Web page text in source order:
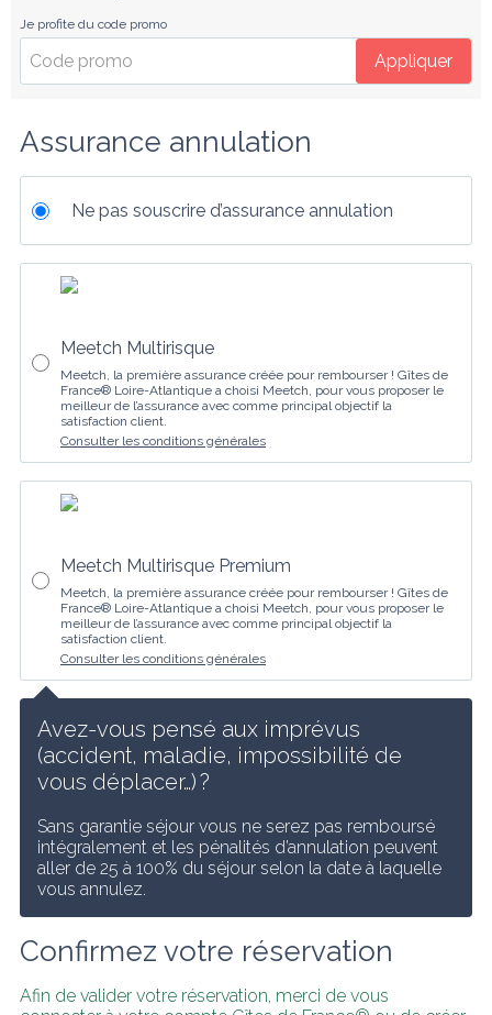
Je profite du code promo
Appliquer
Assurance annulation
Ne pas souscrire d’assurance annulation
Meetch Multirisque
Meetch, la première assurance créée pour rembourser ! Gîtes de
France® Loire-Atlantique a choisi Meetch, pour vous proposer le
meilleur de l’assurance avec comme principal objectif la
satisfaction client.
Consulter les conditions générales
Meetch Multirisque Premium
Meetch, la première assurance créée pour rembourser ! Gîtes de
France® Loire-Atlantique a choisi Meetch, pour vous proposer le
meilleur de l’assurance avec comme principal objectif la
satisfaction client.
Consulter les conditions générales
Avez-vous pensé aux imprévus
(accident, maladie, impossibilité de
vous déplacer…) ?
Sans garantie séjour vous ne serez pas remboursé
intégralement et les pénalités d’annulation peuvent
aller de 25 à 100% du séjour selon la date à laquelle
vous annulez.
Confirmez votre réservation
Afin de valider votre réservation, merci de vous